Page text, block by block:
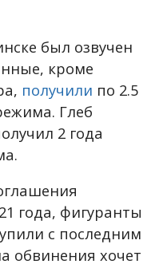
был озвучен
кроме
получили по 2.5
Глеб
2 года
года, фигуранты
с последним
обвинения хочет